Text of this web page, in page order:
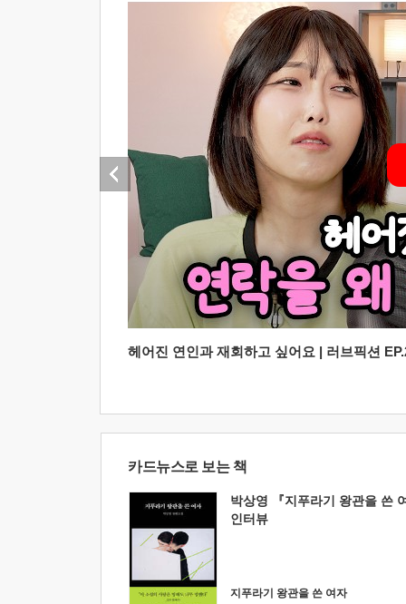
헤어진 연인과 재회하고 싶어요 | 러브픽션
카드뉴스로 보는 책
박상영 『지푸라기 왕관을 쓴
인터뷰
지푸라기 왕관을 쓴 여자